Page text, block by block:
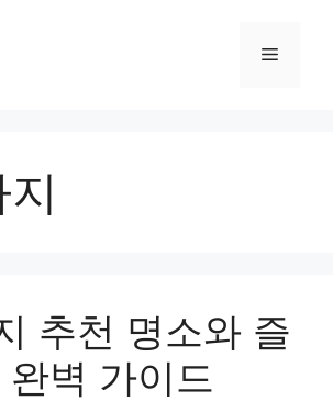
Menu
추천 명소와 즐
완벽 가이드